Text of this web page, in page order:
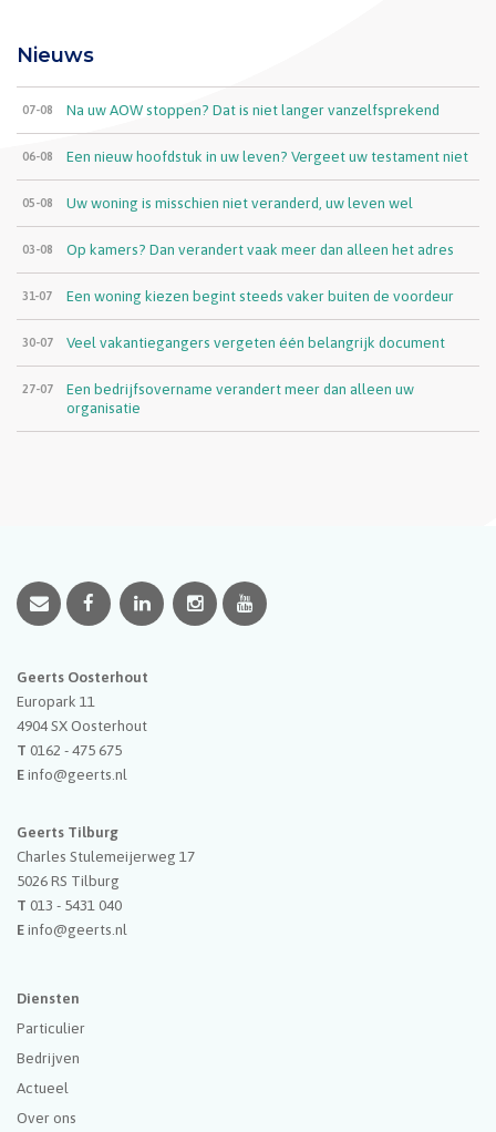
Nieuws
07-08 Na uw AOW stoppen? Dat is niet langer vanzelfsprekend
06-08 Een nieuw hoofdstuk in uw leven? Vergeet uw testament niet
05-08 Uw woning is misschien niet veranderd, uw leven wel
03-08 Op kamers? Dan verandert vaak meer dan alleen het adres
31-07 Een woning kiezen begint steeds vaker buiten de voordeur
30-07 Veel vakantiegangers vergeten één belangrijk document
27-07
Een bedrijfsovername verandert meer dan alleen uw
organisatie
Geerts Oosterhout
Europark 11
4904 SXOosterhout
T 0162 - 475 675
Einfo@geerts.nl
Geerts Tilburg
Charles Stulemeijerweg 17
5026 RS Tilburg
T 013 - 5431 040
Einfo@geerts.nl
Diensten
Particulier
Bedrijven
Actueel
Over ons